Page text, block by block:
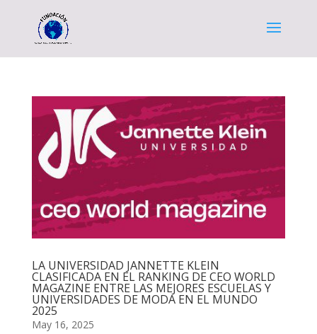
LA UNIVERSIDAD JANNETTE KLEIN
CLASIFICADA EN EL RANKING DE CEO WORLD
MAGAZINE ENTRE LAS MEJORES ESCUELAS Y
UNIVERSIDADES DE MODA EN EL MUNDO
2025
May 16, 2025